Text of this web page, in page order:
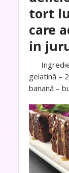
tort
care
in
gelatină –
banană –